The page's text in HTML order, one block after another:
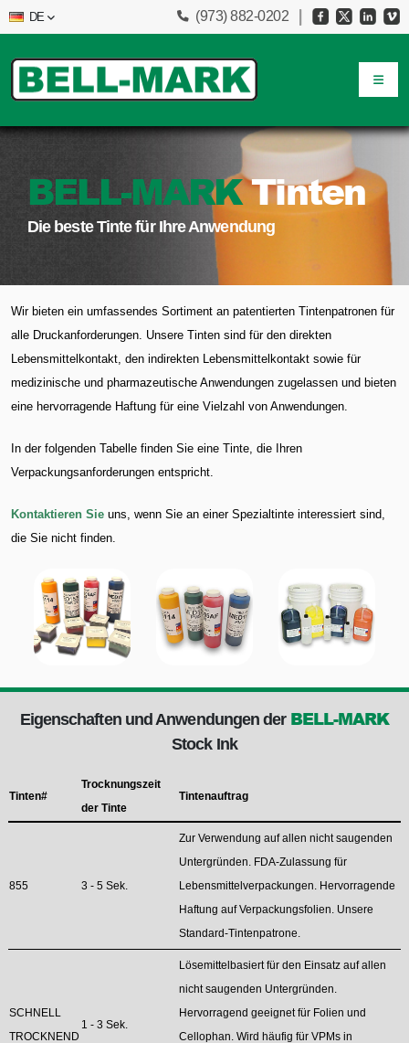
DE (973) 882-0202
BELL-MARKTinten
Die beste Tinte für Ihre Anwendung
Wir bieten ein umfassendes Sortiment an patentierten Tintenpatronen für
alle Druckanforderungen. Unsere Tinten sind für den direkten
Lebensmittelkontakt, den indirekten Lebensmittelkontakt sowie für
medizinische und pharmazeutische Anwendungen zugelassen und bieten
eine hervorragende Haftung für eine Vielzahl von Anwendungen.
In der folgenden Tabelle finden Sie eine Tinte, die Ihren
Verpackungsanforderungen entspricht.
Kontaktieren Sie uns, wenn Sie an einer Spezialtinte interessiert sind,
die Sie nicht finden.
Eigenschaften und Anwendungen der BELL-MARK
Stock Ink
Tinten#
Trocknungszeit
der Tinte
Tintenauftrag
855 3 - 5 Sek.
Zur Verwendung auf allen nicht saugenden
Untergründen. FDA-Zulassung für
Lebensmittelverpackungen. Hervorragende
Haftung auf Verpackungsfolien. Unsere
Standard-Tintenpatrone.
SCHNELL
TROCKNEND
1 - 3 Sek.
Lösemittelbasiert für den Einsatz auf allen
nicht saugenden Untergründen.
Hervorragend geeignet für Folien und
Cellophan. Wird häufig für VPMs in